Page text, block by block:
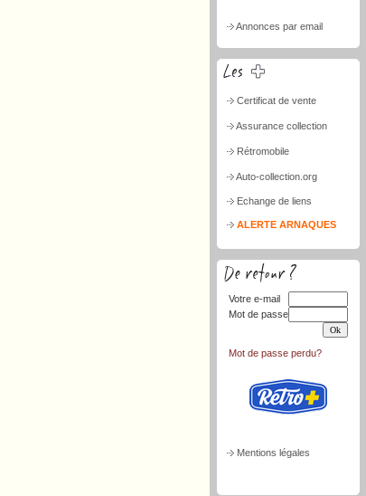
Annonces par email
Certificat de vente
Assurance collection
Rétromobile
Auto-collection.org
Echange de liens
ALERTE ARNAQUES
Votre e-mail
Mot de passe
Mot de passe perdu?
Mentions légales